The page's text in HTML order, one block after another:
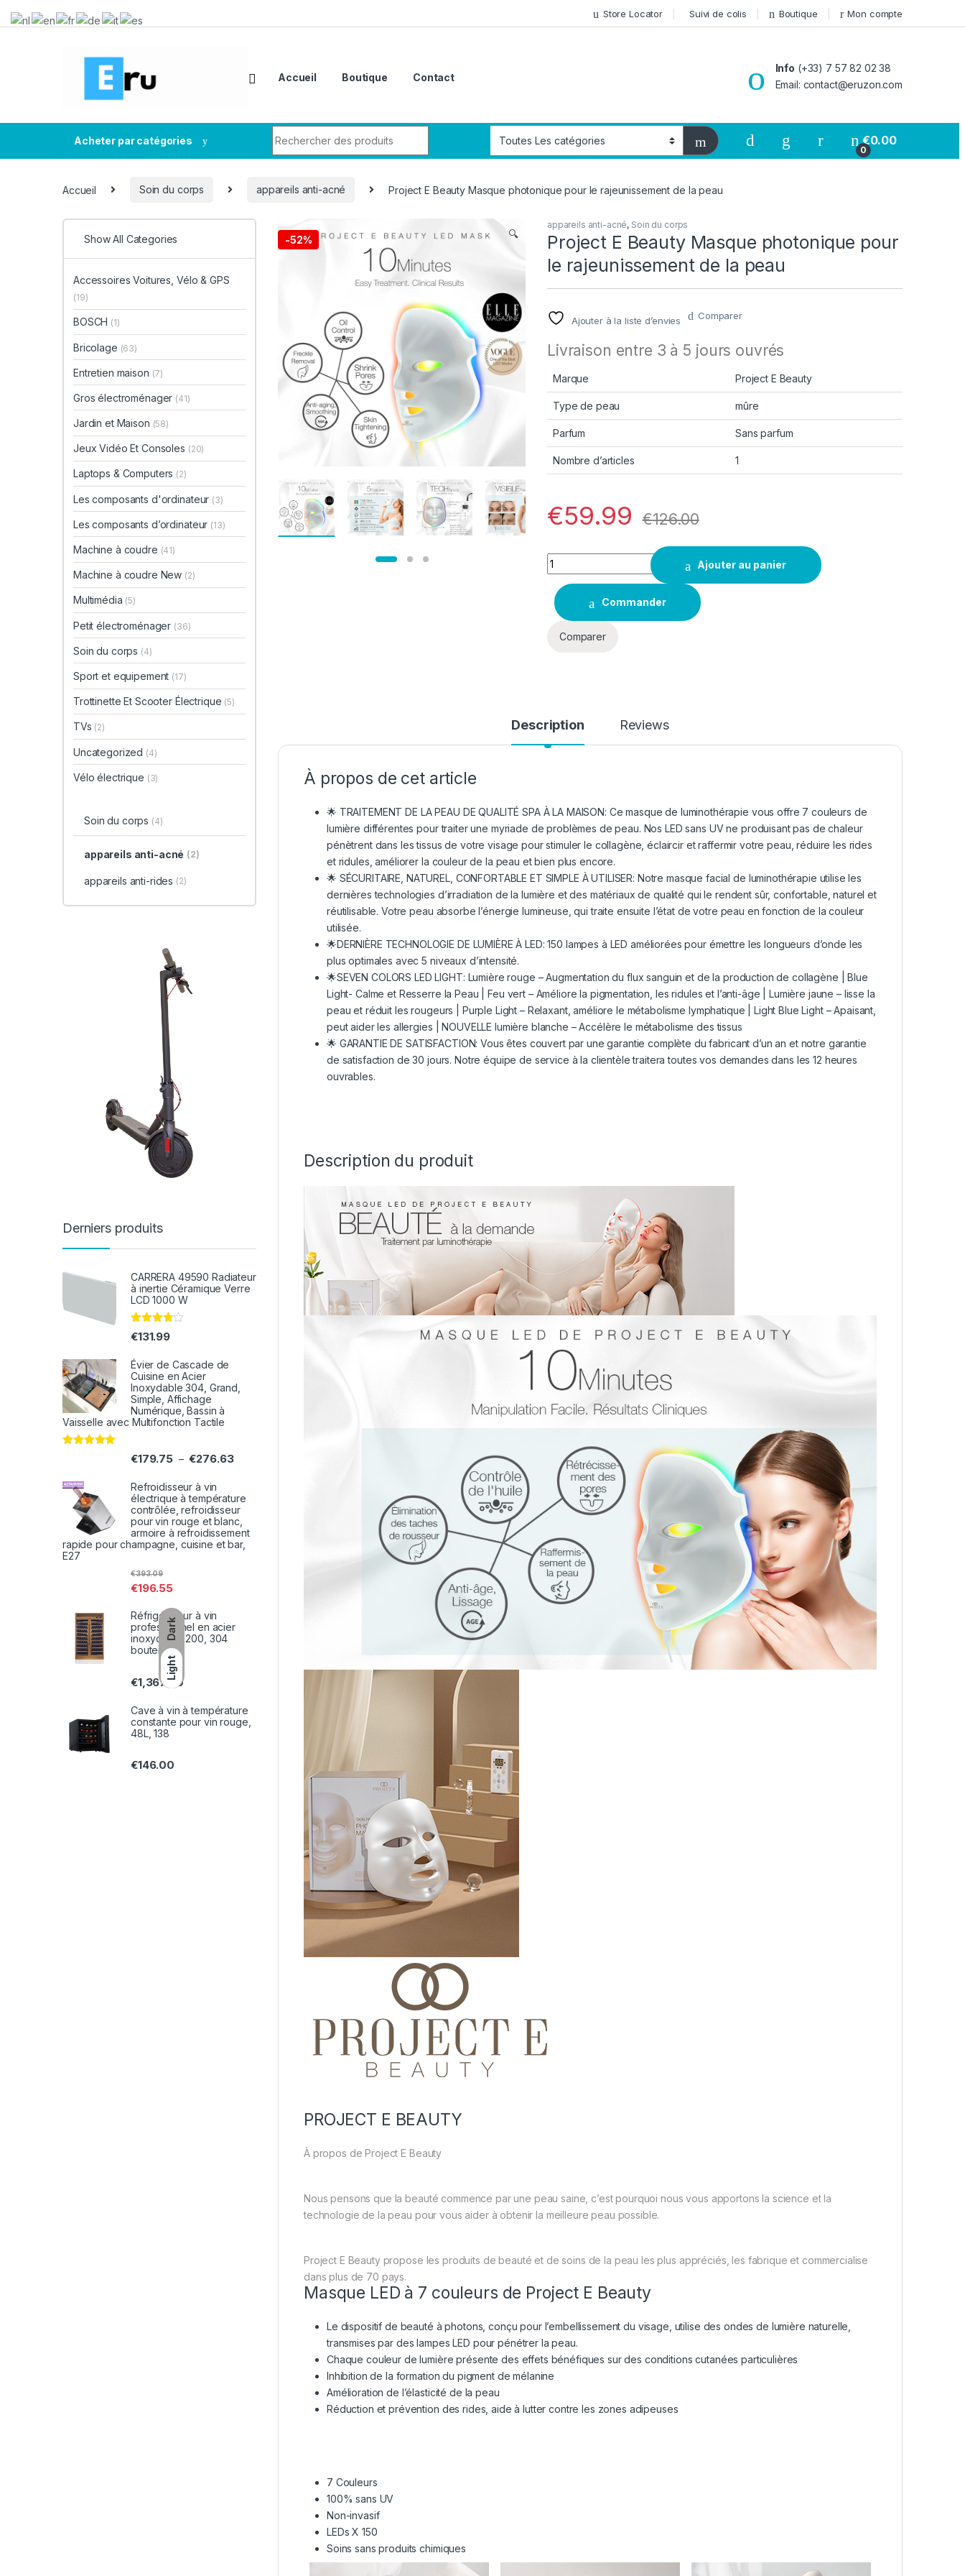
Dark
Light
Store Locator Suivi de colis Boutique Mon compte
Accueil Boutique Contact
Info (+33) 7 57 82 02 38
Email: contact@eruzon.com
Acheter par catégories
0
€0.00
Accueil Soin du corps appareils anti-acné Project E Beauty Masque photonique pour le rajeunissement de la peau
-52% 🔍
appareils anti-acné, Soin du corps
Project E Beauty Masque photonique pour
le rajeunissement de la peau
Ajouter à la liste d’envies Comparer
Livraison entre 3 à 5 jours ouvrés
Marque Project E Beauty
Type de peau mûre
Parfum Sans parfum
Nombre d’articles 1
€59.99 €126.00
Quantity
Ajouter au panier
Commander
Comparer
Description Reviews
À propos de cet article
🌟 TRAITEMENT DE LA PEAU DE QUALITÉ SPA À LA MAISON: Ce masque de luminothérapie vous offre 7 couleurs de
lumière différentes pour traiter une myriade de problèmes de peau. Nos LED sans UV ne produisant pas de chaleur
pénètrent dans les tissus de votre visage pour stimuler le collagène, éclaircir et raffermir votre peau, réduire les rides
et ridules, améliorer la couleur de la peau et bien plus encore.
🌟 SÉCURITAIRE, NATUREL, CONFORTABLE ET SIMPLE À UTILISER: Notre masque facial de luminothérapie utilise les
dernières technologies d’irradiation de la lumière et des matériaux de qualité qui le rendent sûr, confortable, naturel et
réutilisable. Votre peau absorbe l’énergie lumineuse, qui traite ensuite l’état de votre peau en fonction de la couleur
utilisée.
🌟DERNIÈRE TECHNOLOGIE DE LUMIÈRE À LED: 150 lampes à LED améliorées pour émettre les longueurs d’onde les
plus optimales avec 5 niveaux d’intensité.
🌟SEVEN COLORS LED LIGHT: Lumière rouge – Augmentation du flux sanguin et de la production de collagène | Blue
Light- Calme et Resserre la Peau | Feu vert – Améliore la pigmentation, les ridules et l’anti-âge | Lumière jaune – lisse la
peau et réduit les rougeurs | Purple Light – Relaxant, améliore le métabolisme lymphatique | Light Blue Light – Apaisant,
peut aider les allergies | NOUVELLE lumière blanche – Accélère le métabolisme des tissus
🌟 GARANTIE DE SATISFACTION: Vous êtes couvert par une garantie complète du fabricant d’un an et notre garantie
de satisfaction de 30 jours. Notre équipe de service à la clientèle traitera toutes vos demandes dans les 12 heures
ouvrables.
Description du produit
PROJECT E BEAUTY
À propos de Project E Beauty
Nous pensons que la beauté commence par une peau saine, c’est pourquoi nous vous apportons la science et la
technologie de la peau pour vous aider à obtenir la meilleure peau possible.
Project E Beauty propose les produits de beauté et de soins de la peau les plus appréciés, les fabrique et commercialise
dans plus de 70 pays.
Masque LED à 7 couleurs de Project E Beauty
Le dispositif de beauté à photons, conçu pour l’embellissement du visage, utilise des ondes de lumière naturelle,
transmises par des lampes LED pour pénétrer la peau.
Chaque couleur de lumière présente des effets bénéfiques sur des conditions cutanées particulières
Inhibition de la formation du pigment de mélanine
Amélioration de l’élasticité de la peau
Réduction et prévention des rides, aide à lutter contre les zones adipeuses
7 Couleurs
100% sans UV
Non-invasif
LEDs X 150
Soins sans produits chimiques
Show All Categories
Accessoires Voitures, Vélo & GPS
(19)
BOSCH (1)
Bricolage (63)
Entretien maison (7)
Gros électroménager (41)
Jardin et Maison (58)
Jeux Vidéo Et Consoles (20)
Laptops & Computers (2)
Les composants d'ordinateur (3)
Les composants d’ordinateur (13)
Machine à coudre (41)
Machine à coudre New (2)
Multimédia (5)
Petit électroménager (36)
Soin du corps (4)
Sport et equipement (17)
Trottinette Et Scooter Électrique (5)
TVs (2)
Uncategorized (4)
Vélo électrique (3)
Soin du corps (4)
appareils anti-acné (2)
appareils anti-rides (2)
Derniers produits
CARRERA 49590 Radiateur
à inertie Céramique Verre
LCD 1000 W
Note
3.71
€131.99
Évier de Cascade de
Cuisine en Acier
Inoxydable 304, Grand,
Simple, Affichage
Numérique, Bassin à
Vaisselle avec Multifonction Tactile
€179.75 – €276.63
Refroidisseur à vin
électrique à température
contrôlée, refroidisseur
pour vin rouge et blanc,
armoire à refroidissement
rapide pour champagne, cuisine et bar,
E27
€196.55
€393.09
Réfrigérateur à vin
professionnel en acier
inoxydable 200, 304
bouteilles
€1,367.00
Cave à vin à température
constante pour vin rouge,
48L, 138
€146.00